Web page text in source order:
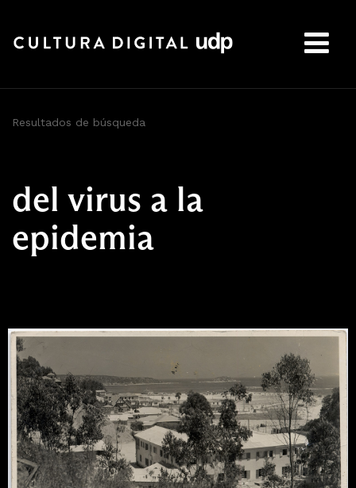
Resultados de búsqueda
del virus a la
epidemia